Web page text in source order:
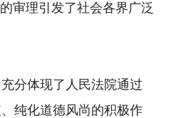
理引发了社会各界广泛
体现了人民法院通过
纯化道德风尚的积极作